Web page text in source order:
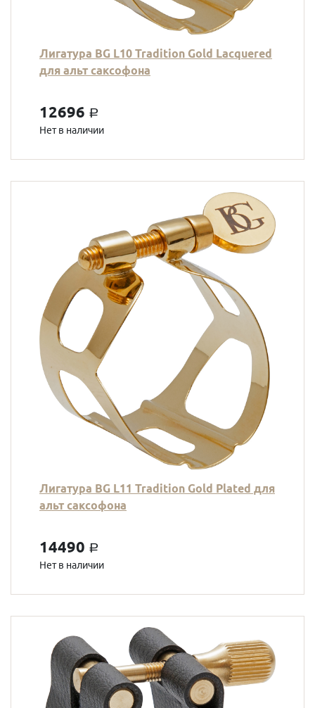
Лигатура BG L10 Tradition Gold Lacquered
для альт саксофона
12696 a
Нет в наличии
Лигатура BG L11 Tradition Gold Plated для
альт саксофона
14490 a
Нет в наличии